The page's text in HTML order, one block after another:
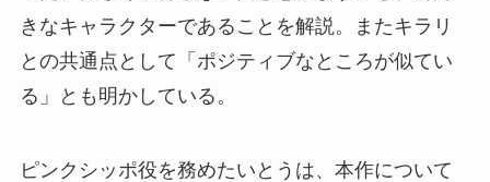
きなキャラクターであることを解説。またキラリ
との共通点として「ポジティブなところが似てい
る」とも明かしている。
ピンクシッポ役を務めたいとうは、本作について